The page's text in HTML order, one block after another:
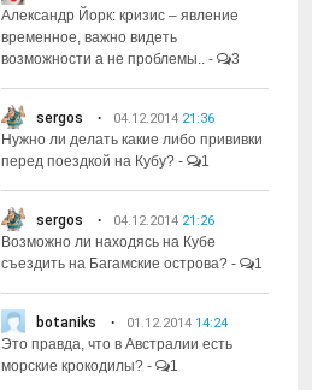
Александр Йорк: кризис – явление
временное, важно видеть
возможности а не проблемы.. - 3
sergos 04.12.2014 21:36
Нужно ли делать какие либо прививки
перед поездкой на Кубу? - 1
sergos 04.12.2014 21:26
Возможно ли находясь на Кубе
съездить на Багамские острова? - 1
botaniks 01.12.2014 14:24
Это правда, что в Австралии есть
морские крокодилы? - 1